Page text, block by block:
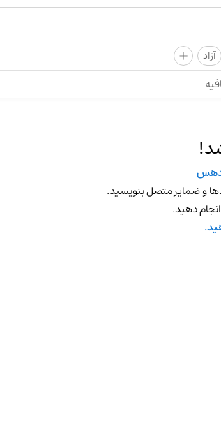
آزاد +
و ضمایر متصل بنویسید.
دهید.